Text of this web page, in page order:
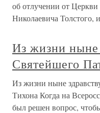
об отлучении от
Николаевича Толстого,
Из жизни ныне
Святейшего
Из жизни ныне
Тихона Когда на
был решен вопрос,